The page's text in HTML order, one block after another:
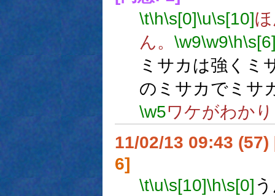
\t\h\s[0]\u\s[10]
ん。 \w9\w9\h
ミサカは強くミ
のミサカでミサ
\w5ワケがわか
11/02/13 09:43 (57)
6]
\t\u\s[10]\h\s[0]